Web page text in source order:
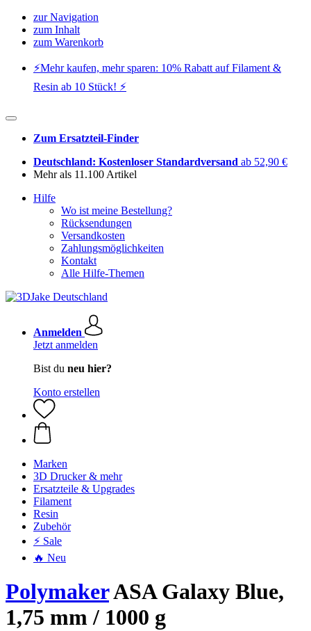
zur Navigation
zum Inhalt
zum Warenkorb
⚡️Mehr kaufen, mehr sparen: 10% Rabatt auf Filament &
Resin ab 10 Stück! ⚡️
Zum Ersatzteil-Finder
Deutschland: Kostenloser Standardversand ab 52,90 €
Mehr als 11.100 Artikel
Hilfe
Wo ist meine Bestellung?
Rücksendungen
Versandkosten
Zahlungsmöglichkeiten
Kontakt
Alle Hilfe-Themen
Anmelden
Jetzt anmelden
Bist du neu hier?
Konto erstellen
Marken
3D Drucker & mehr
Ersatzteile & Upgrades
Filament
Resin
Zubehör
⚡ Sale
🔥 Neu
PolymakerASA Galaxy Blue,
1,75 mm / 1000 g